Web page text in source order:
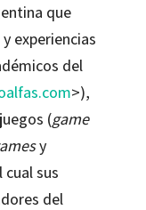
que
experiencias
del
>),
(game
y
sus
del